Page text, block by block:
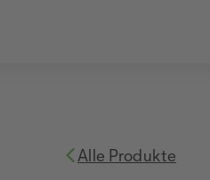
Alle Produkte